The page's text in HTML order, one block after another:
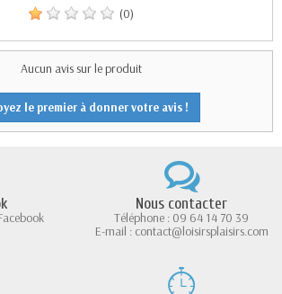
(0)
Aucun avis sur le produit
le premier à donner votre avis !
Nous contacter
Téléphone : 09 64 14 70 39
E-mail : contact@loisirsplaisirs.com